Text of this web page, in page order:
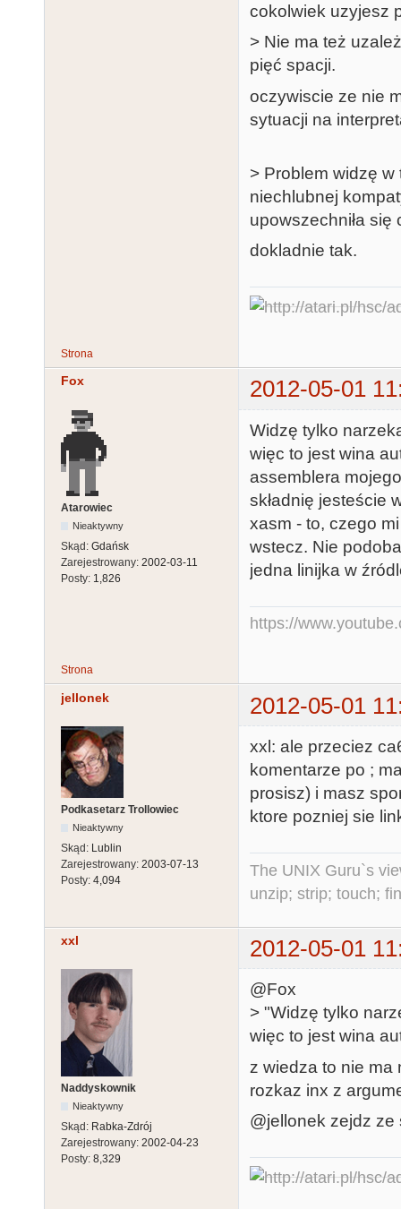
cokolwiek uzyjesz
> Nie ma też
pięć spacji.
oczywiscie ze nie
sytuacji na
> Problem widzę w
niechlubnej
upowszechniła
dokladnie tak.
Strona
Fox 2012-05-01
Atarowiec
Nieaktywny
Skąd: Gdańsk
Zarejestrowany: 2002-03-11
Posty: 1,826
Widzę tylko
więc to jest wina
assemblera
składnię jesteście
xasm - to, czego
wstecz. Nie
jedna linijka w
https://
Strona
jellonek 2012-05-01
Podkasetarz Trollowiec
Nieaktywny
Skąd: Lublin
Zarejestrowany: 2003-07-13
Posty: 4,094
xxl: ale przeciez
komentarze po ;
prosisz) i masz
ktore pozniej sie
The UNIX Guru`s
unzip; strip; touch;
xxl 2012-05-01
Naddyskownik
Nieaktywny
Skąd: Rabka-Zdrój
Zarejestrowany: 2002-04-23
Posty: 8,329
@Fox
> "Widzę tylko
więc to jest wina
z wiedza to nie ma
rozkaz inx z
@jellonek zejdz ze